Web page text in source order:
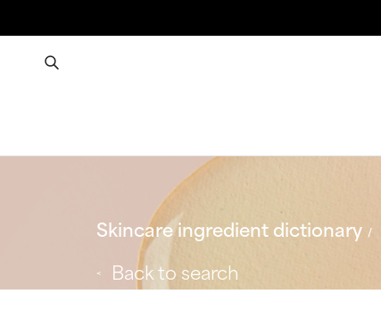
Skincare ingredient dictionary
Back to search